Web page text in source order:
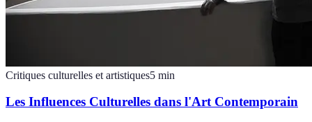
Critiques culturelles et artistiques5 min
Les Influences Culturelles dans l'Art Contemporain